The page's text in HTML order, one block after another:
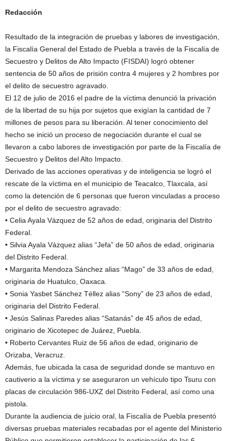
Redacción
Resultado de la integración de pruebas y labores de investigación,
la Fiscalía General del Estado de Puebla a través de la Fiscalía de
Secuestro y Delitos de Alto Impacto (FISDAI) logró obtener
sentencia de 50 años de prisión contra 4 mujeres y 2 hombres por
el delito de secuestro agravado.
El 12 de julio de 2016 el padre de la víctima denunció la privación
de la libertad de su hija por sujetos que exigían la cantidad de 7
millones de pesos para su liberación. Al tener conocimiento del
hecho se inició un proceso de negociación durante el cual se
llevaron a cabo labores de investigación por parte de la Fiscalía de
Secuestro y Delitos del Alto Impacto.
Derivado de las acciones operativas y de inteligencia se logró el
rescate de la víctima en el municipio de Teacalco, Tlaxcala, así
como la detención de 6 personas que fueron vinculadas a proceso
por el delito de secuestro agravado:
• Celia Ayala Vázquez de 52 años de edad, originaria del Distrito
Federal.
• Silvia Ayala Vázquez alias “Jefa” de 50 años de edad, originaria
del Distrito Federal.
• Margarita Mendoza Sánchez alias “Mago” de 33 años de edad,
originaria de Huatulco, Oaxaca.
• Sonia Yasbet Sánchez Téllez alias “Sony” de 23 años de edad,
originaria del Distrito Federal.
• Jesús Salinas Paredes alias “Satanás” de 45 años de edad,
originario de Xicotepec de Juárez, Puebla.
• Roberto Cervantes Ruiz de 56 años de edad, originario de
Orizaba, Veracruz.
Además, fue ubicada la casa de seguridad donde se mantuvo en
cautiverio a la víctima y se aseguraron un vehículo tipo Tsuru con
placas de circulación 986-UXZ del Distrito Federal, así como una
pistola.
Durante la audiencia de juicio oral, la Fiscalía de Puebla presentó
diversas pruebas materiales recabadas por el agente del Ministerio